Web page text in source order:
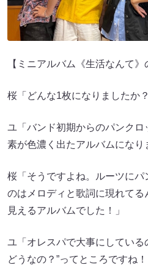
【ミニアルバム《生活なんて》
桜「どんな1枚になりましたか？
ユ「バンド初期からのパンク
素が色濃く出たアルバムになり
桜「そうですよね。ルーツにパ
のはメロディと歌詞に現れて
見えるアルバムでした！」
ユ「オレスパで大事にしている
どうなの？”ってところですね！